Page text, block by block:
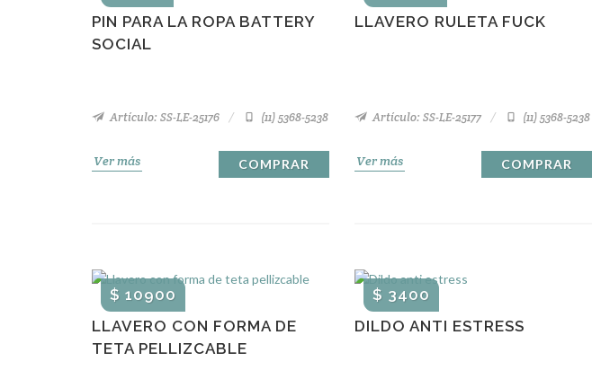
PIN PARA LA ROPA BATTERY
SOCIAL
Artículo: SS-LE-25176 (11) 5368-5238
Ver más COMPRAR
LLAVERO RULETA FUCK
Artículo: SS-LE-25177 (11) 5368-5238
Ver más COMPRAR
LLAVERO CON FORMA DE
TETA PELLIZCABLE
$ 10900
DILDO ANTI ESTRESS
$ 3400